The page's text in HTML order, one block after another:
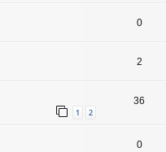
0
2
1 2
36
0